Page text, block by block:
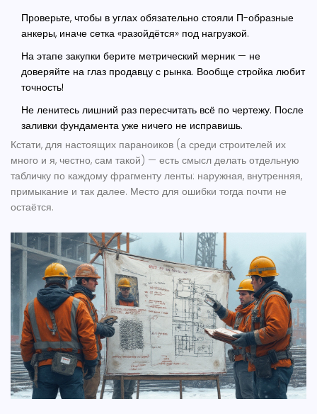
Проверьте, чтобы в углах обязательно стояли П-образные
анкеры, иначе сетка «разойдётся» под нагрузкой.
На этапе закупки берите метрический мерник — не
доверяйте на глаз продавцу с рынка. Вообще стройка любит
точность!
Не ленитесь лишний раз пересчитать всё по чертежу. После
заливки фундамента уже ничего не исправишь.
Кстати, для настоящих параноиков (а среди строителей их
много и я, честно, сам такой) — есть смысл делать отдельную
табличку по каждому фрагменту ленты: наружная, внутренняя,
примыкание и так далее. Место для ошибки тогда почти не
остаётся.